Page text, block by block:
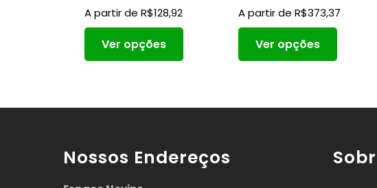
A partir deR$128,92
Ver opções
A partir deR$373,37
Ver opções
Nossos Endereços